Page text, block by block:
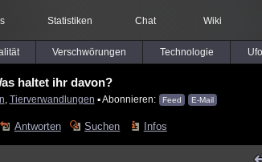
Statistiken Chat Wiki
Verschwörungen Technologie
haltet ihr davon?
Tierverwandlungen ▪ Abonnieren: Feed E-Mail
Antworten Suchen Infos